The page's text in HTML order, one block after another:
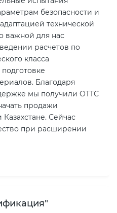
безопасности и
технической
важной для нас
расчетов по
класса
Благодаря
мы получили ОТТС
продажи
Сейчас
при расширении